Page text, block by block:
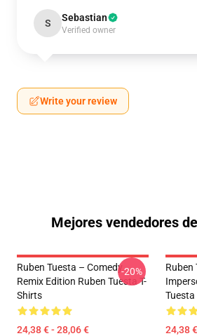
S Sebastian
Verified owner
Write your review
Mejores vendedores
Ruben Tuesta – Comedy
Remix Edition Ruben Tuesta T-
Shirts
24,38 € - 28,06 €
-20%
Ruben
24,38